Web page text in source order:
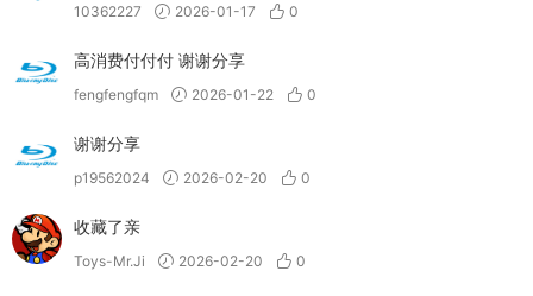
10362227 2026-01-17 0
高消费付付付 谢谢分享
fengfengfqm 2026-01-22 0
谢谢分享
p19562024 2026-02-20 0
收藏了亲
Toys-Mr.Ji 2026-02-20 0